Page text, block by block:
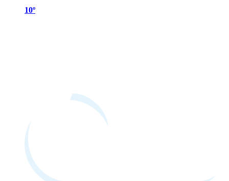
10º